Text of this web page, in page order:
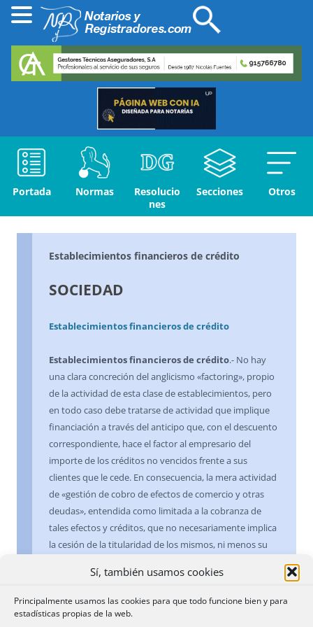
Sí, también usamos cookies
Principalmente usamos las cookies para que todo funcione bien y para
estadísticas propias de la web.
Portada Normas
Resolucio
nes
Secciones Otros
Establecimientos financieros de crédito
SOCIEDAD
Establecimientos financieros de crédito
Establecimientos financieros de crédito.- No hay
una clara concreción del anglicismo «factoring», propio
de la actividad de esta clase de establecimientos, pero
en todo caso debe tratarse de actividad que implique
financiación a través del anticipo que, con el descuento
correspondiente, hace el factor al empresario del
importe de los créditos no vencidos frente a sus
clientes que le cede. En consecuencia, la mera actividad
de «gestión de cobro de efectos de comercio y otras
deudas», entendida como limitada a la cobranza de
tales efectos y créditos, que no necesariamente implica
la cesión de la titularidad de los mismos, ni menos su
entre las reservadas a los establecimientos financieros
de crédito. Tampoco la doctrina del Centro Directivo de
que la delimitación de actividades por su género